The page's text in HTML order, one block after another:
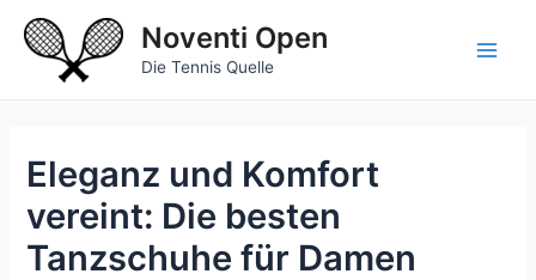
Inhalt
springen
Noventi Open
Die Tennis Quelle
Eleganz und Komfort
vereint: Die besten
Tanzschuhe für Damen